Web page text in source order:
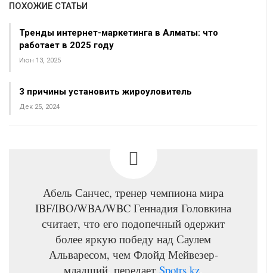
ПОХОЖИЕ СТАТЬИ
Тренды интернет-маркетинга в Алматы: что
работает в 2025 году
Июн 13, 2025
3 причины установить жироуловитель
Дек 25, 2024
Абель Санчес, тренер чемпиона мира
IBF/IBO/WBA/WBC Геннадия Головкина
считает, что его подопечный одержит
более яркую победу над Саулем
Альваресом, чем Флойд Мейвезер-
младший, передает Spotrs.kz.